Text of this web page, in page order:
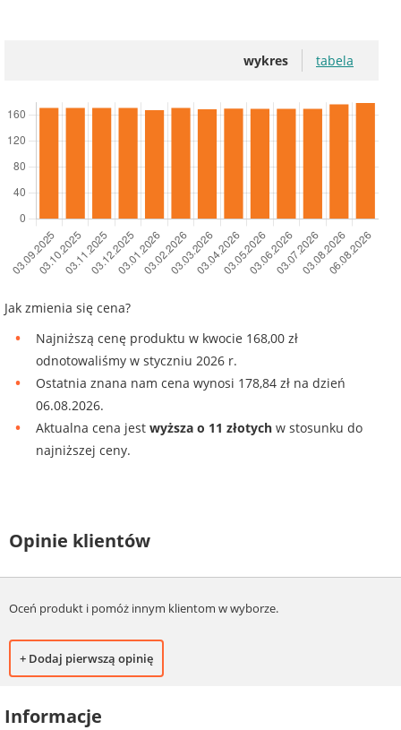
wykres tabela
Jak zmienia się cena?
Najniższą cenę produktu w kwocie 168,00 zł
odnotowaliśmy w styczniu 2026 r.
Ostatnia znana nam cena wynosi 178,84 zł na dzień
06.08.2026.
Aktualna cena jest wyższa o 11 złotych w stosunku do
najniższej ceny.
Opinie klientów
Oceń produkt i pomóż innym klientom w wyborze.
+ Dodaj pierwszą opinię
Informacje